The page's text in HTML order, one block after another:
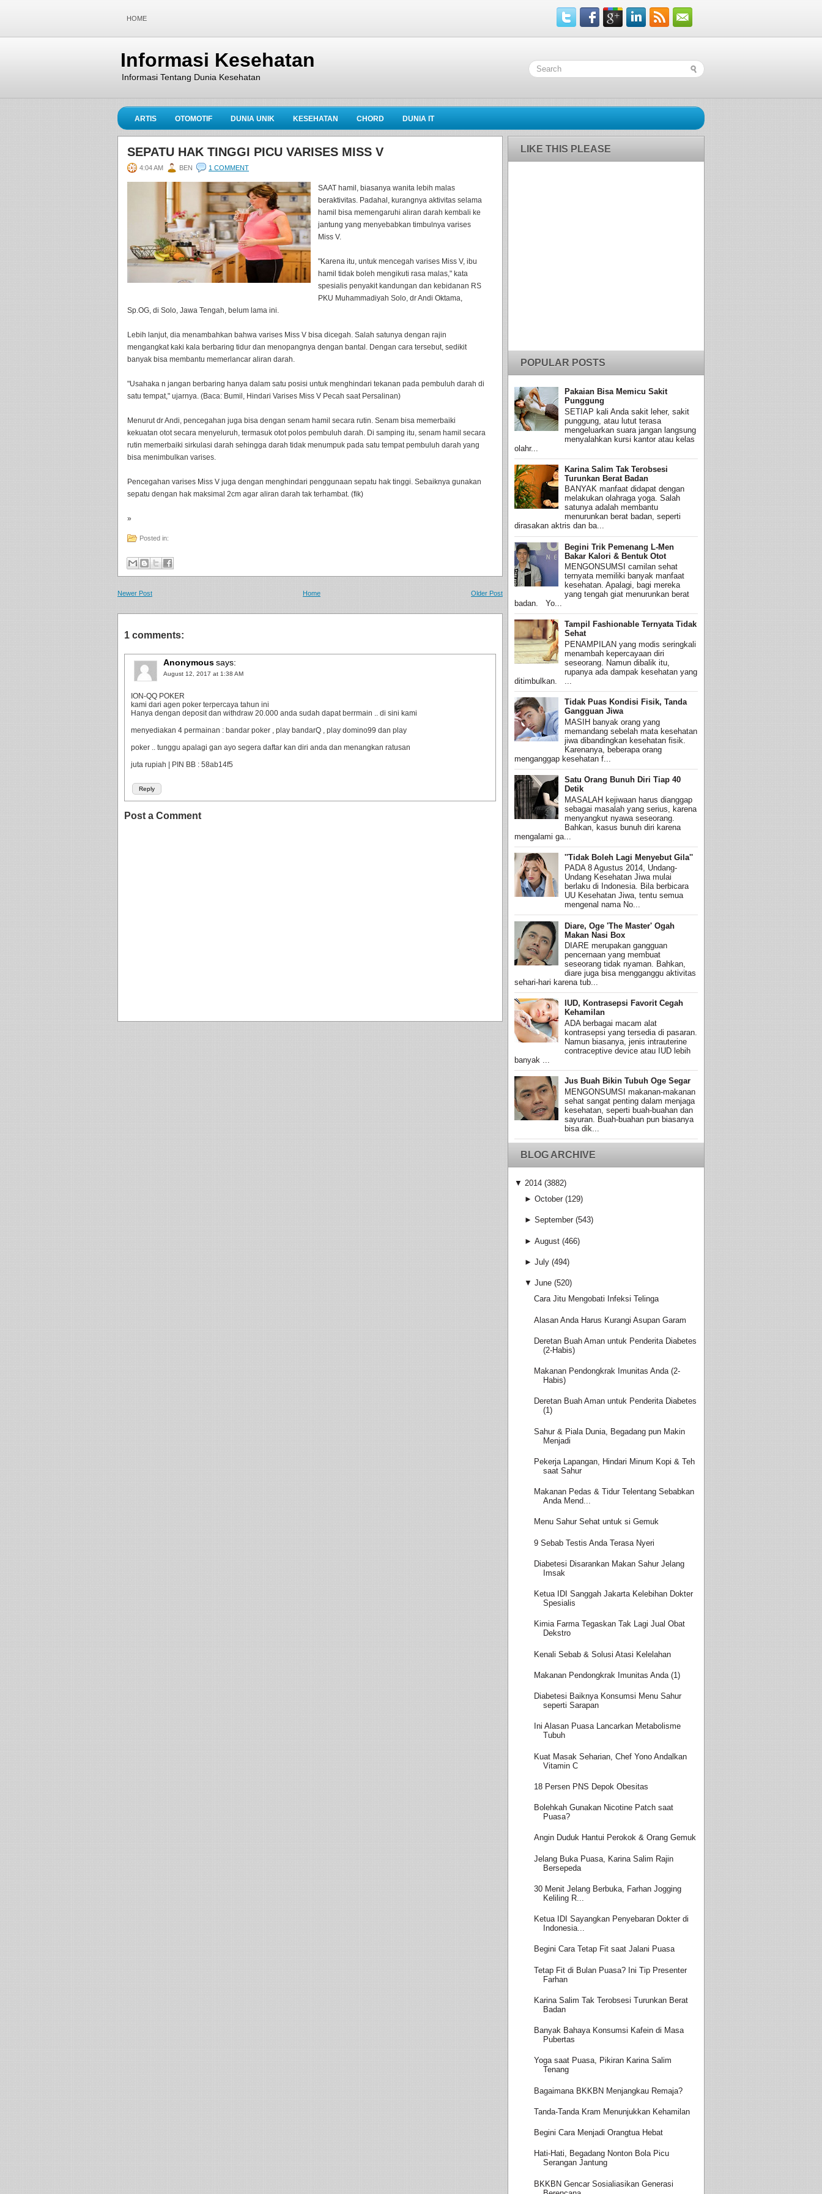
HOME
Informasi Kesehatan
Informasi Tentang Dunia Kesehatan
ARTIS OTOMOTIF DUNIA UNIK KESEHATAN CHORD DUNIA IT
SEPATU HAK TINGGI PICU VARISES MISS V
4:04 AM BEN 1 COMMENT
SAAT hamil, biasanya wanita lebih malas
beraktivitas. Padahal, kurangnya aktivitas selama
hamil bisa memengaruhi aliran darah kembali ke
jantung yang menyebabkan timbulnya varises
Miss V.
"Karena itu, untuk mencegah varises Miss V, ibu
hamil tidak boleh mengikuti rasa malas," kata
spesialis penyakit kandungan dan kebidanan RS
PKU Muhammadiyah Solo, dr Andi Oktama,
Sp.OG, di Solo, Jawa Tengah, belum lama ini.
Lebih lanjut, dia menambahkan bahwa varises Miss V bisa dicegah. Salah satunya dengan rajin
mengangkat kaki kala berbaring tidur dan menopangnya dengan bantal. Dengan cara tersebut, sedikit
banyak bisa membantu memerlancar aliran darah.
"Usahaka n jangan berbaring hanya dalam satu posisi untuk menghindari tekanan pada pembuluh darah di
satu tempat," ujarnya. (Baca: Bumil, Hindari Varises Miss V Pecah saat Persalinan)
Menurut dr Andi, pencegahan juga bisa dengan senam hamil secara rutin. Senam bisa memerbaiki
kekuatan otot secara menyeluruh, termasuk otot polos pembuluh darah. Di samping itu, senam hamil secara
rutin memerbaiki sirkulasi darah sehingga darah tidak menumpuk pada satu tempat pembuluh darah yang
bisa menimbulkan varises.
Pencegahan varises Miss V juga dengan menghindari penggunaan sepatu hak tinggi. Sebaiknya gunakan
sepatu dengan hak maksimal 2cm agar aliran darah tak terhambat. (fik)
»
Posted in:
Newer Post Older Post
Home
1 comments:
Anonymoussays:
August 12, 2017 at 1:38 AM
Reply
ION-QQ POKER
kami dari agen poker terpercaya tahun ini
Hanya dengan deposit dan withdraw 20.000 anda sudah dapat berrmain .. di sini kami
menyediakan 4 permainan : bandar poker , play bandarQ , play domino99 dan play
poker .. tunggu apalagi gan ayo segera daftar kan diri anda dan menangkan ratusan
juta rupiah | PIN BB : 58ab14f5
Post a Comment
LIKE THIS PLEASE
POPULAR POSTS
Pakaian Bisa Memicu Sakit
Punggung
SETIAP kali Anda sakit leher, sakit
punggung, atau lutut terasa
mengeluarkan suara jangan langsung
menyalahkan kursi kantor atau kelas
olahr...
Karina Salim Tak Terobsesi
Turunkan Berat Badan
BANYAK manfaat didapat dengan
melakukan olahraga yoga. Salah
satunya adalah membantu
menurunkan berat badan, seperti
dirasakan aktris dan ba...
Begini Trik Pemenang L-Men
Bakar Kalori & Bentuk Otot
MENGONSUMSI camilan sehat
ternyata memiliki banyak manfaat
kesehatan. Apalagi, bagi mereka
yang tengah giat menurunkan berat
badan. Yo...
Tampil Fashionable Ternyata Tidak
Sehat
PENAMPILAN yang modis seringkali
menambah kepercayaan diri
seseorang. Namun dibalik itu,
rupanya ada dampak kesehatan yang
ditimbulkan. ...
Tidak Puas Kondisi Fisik, Tanda
Gangguan Jiwa
MASIH banyak orang yang
memandang sebelah mata kesehatan
jiwa dibandingkan kesehatan fisik.
Karenanya, beberapa orang
menganggap kesehatan f...
Satu Orang Bunuh Diri Tiap 40
Detik
MASALAH kejiwaan harus dianggap
sebagai masalah yang serius, karena
menyangkut nyawa seseorang.
Bahkan, kasus bunuh diri karena
mengalami ga...
''Tidak Boleh Lagi Menyebut Gila''
PADA 8 Agustus 2014, Undang-
Undang Kesehatan Jiwa mulai
berlaku di Indonesia. Bila berbicara
UU Kesehatan Jiwa, tentu semua
mengenal nama No...
Diare, Oge 'The Master' Ogah
Makan Nasi Box
DIARE merupakan gangguan
pencernaan yang membuat
seseorang tidak nyaman. Bahkan,
diare juga bisa mengganggu aktivitas
sehari-hari karena tub...
IUD, Kontrasepsi Favorit Cegah
Kehamilan
ADA berbagai macam alat
kontrasepsi yang tersedia di pasaran.
Namun biasanya, jenis intrauterine
contraceptive device atau IUD lebih
banyak ...
Jus Buah Bikin Tubuh Oge Segar
MENGONSUMSI makanan-makanan
sehat sangat penting dalam menjaga
kesehatan, seperti buah-buahan dan
sayuran. Buah-buahan pun biasanya
bisa dik...
BLOG ARCHIVE
▼ 2014 (3882)
► October (129)
► September (543)
► August (466)
► July (494)
▼ June (520)
Cara Jitu Mengobati Infeksi Telinga
Alasan Anda Harus Kurangi Asupan Garam
Deretan Buah Aman untuk Penderita Diabetes
(2-Habis)
Makanan Pendongkrak Imunitas Anda (2-
Habis)
Deretan Buah Aman untuk Penderita Diabetes
(1)
Sahur & Piala Dunia, Begadang pun Makin
Menjadi
Pekerja Lapangan, Hindari Minum Kopi & Teh
saat Sahur
Makanan Pedas & Tidur Telentang Sebabkan
Anda Mend...
Menu Sahur Sehat untuk si Gemuk
9 Sebab Testis Anda Terasa Nyeri
Diabetesi Disarankan Makan Sahur Jelang
Imsak
Ketua IDI Sanggah Jakarta Kelebihan Dokter
Spesialis
Kimia Farma Tegaskan Tak Lagi Jual Obat
Dekstro
Kenali Sebab & Solusi Atasi Kelelahan
Makanan Pendongkrak Imunitas Anda (1)
Diabetesi Baiknya Konsumsi Menu Sahur
seperti Sarapan
Ini Alasan Puasa Lancarkan Metabolisme
Tubuh
Kuat Masak Seharian, Chef Yono Andalkan
Vitamin C
18 Persen PNS Depok Obesitas
Bolehkah Gunakan Nicotine Patch saat
Puasa?
Angin Duduk Hantui Perokok & Orang Gemuk
Jelang Buka Puasa, Karina Salim Rajin
Bersepeda
30 Menit Jelang Berbuka, Farhan Jogging
Keliling R...
Ketua IDI Sayangkan Penyebaran Dokter di
Indonesia...
Begini Cara Tetap Fit saat Jalani Puasa
Tetap Fit di Bulan Puasa? Ini Tip Presenter
Farhan
Karina Salim Tak Terobsesi Turunkan Berat
Badan
Banyak Bahaya Konsumsi Kafein di Masa
Pubertas
Yoga saat Puasa, Pikiran Karina Salim
Tenang
Bagaimana BKKBN Menjangkau Remaja?
Tanda-Tanda Kram Menunjukkan Kehamilan
Begini Cara Menjadi Orangtua Hebat
Hati-Hati, Begadang Nonton Bola Picu
Serangan Jantung
BKKBN Gencar Sosialiasikan Generasi